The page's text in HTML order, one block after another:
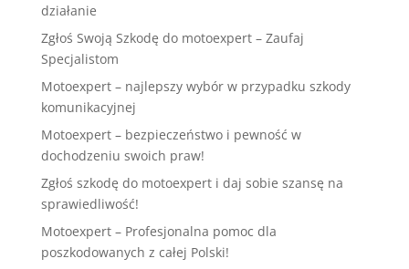
działanie
Zgłoś Swoją Szkodę do motoexpert – Zaufaj
Specjalistom
Motoexpert – najlepszy wybór w przypadku szkody
komunikacyjnej
Motoexpert – bezpieczeństwo i pewność w
dochodzeniu swoich praw!
Zgłoś szkodę do motoexpert i daj sobie szansę na
sprawiedliwość!
Motoexpert – Profesjonalna pomoc dla
poszkodowanych z całej Polski!